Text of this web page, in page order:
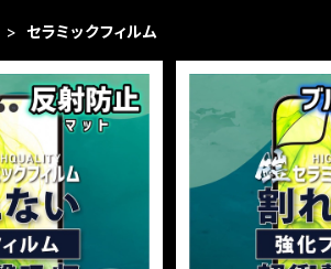
セラミックフィルム